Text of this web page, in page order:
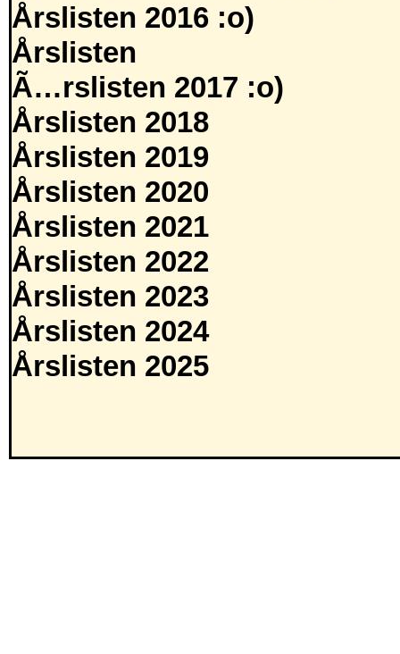
Årslisten 2016 :o)
Årslisten
Ã…rslisten 2017 :o)
Årslisten 2018
Årslisten 2019
Årslisten 2020
Årslisten 2021
Årslisten 2022
Årslisten 2023
Årslisten 2024
Årslisten 2025